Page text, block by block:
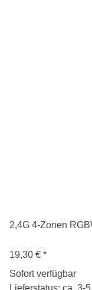
2,4G 4-Zonen
19,30 € *
Sofort verfügbar
Lieferstatus: ca. 3-